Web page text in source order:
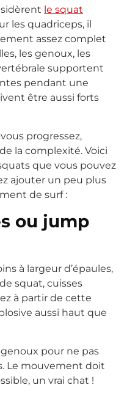
le squat
les quadriceps, il
assez complet
les genoux, les
supportent
pendant une
être aussi forts
progressez,
la complexité. Voici
que vous pouvez
ajouter un peu plus
de surf :
ou jump
à largeur d’épaules,
squat, cuisses
à partir de cette
aussi haut que
pour ne pas
Le mouvement doit
un vrai chat !